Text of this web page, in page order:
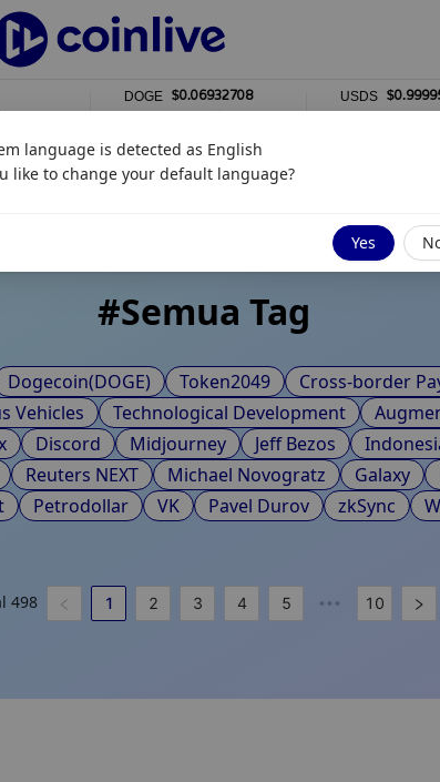
DOGE $0.06932708
1%
USDS $0.99995286
0%
#Semua Tag
Dogecoin(DOGE) Token2049 Cross-border
Vehicles Technological Development
Discord Midjourney Jeff Bezos
Reuters NEXT Michael Novogratz Galaxy
Petrodollar VK Pavel Durov zkSync
498 1 2 3 4 5 ••• 10
language is detected as English
like to change your default language?
Yes